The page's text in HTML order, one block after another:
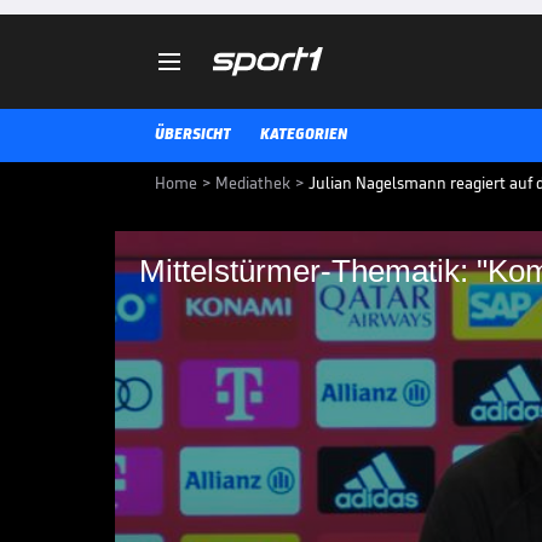

ÜBERSICHT KATEGORIEN
Home > Mediathek > Julian Nagelsmann reagiert auf
Mittelstürmer-
du die Frage stellst"
Julian Nagelsmann reagiert
Mittelstürmer. Die Thematik
BUNDESLIGA MEDIATHEK HIGHLIGHTS